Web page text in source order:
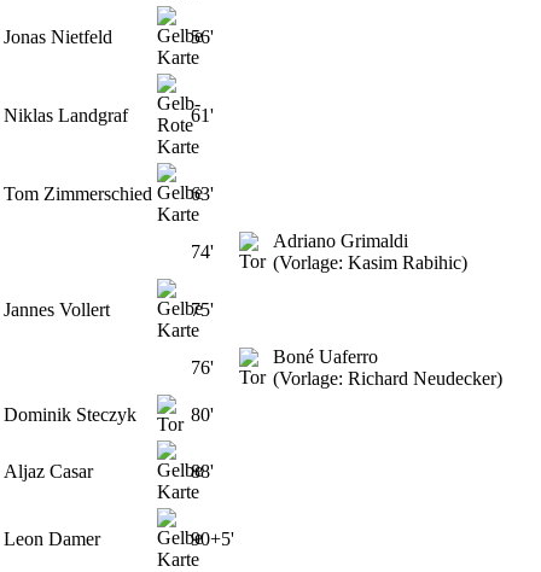
Jonas Nietfeld 56'
Niklas Landgraf 61'
Tom Zimmerschied 63'
74'
Adriano Grimaldi
(Vorlage: Kasim Rabihic)
Jannes Vollert 75'
76'
Boné Uaferro
(Vorlage: Richard Neudecker)
Dominik Steczyk
80'
Aljaz Casar 88'
Leon Damer 90+5'